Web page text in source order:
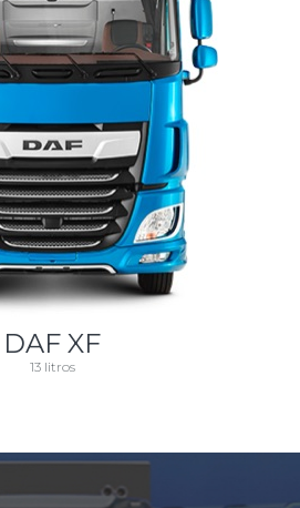
DAF XF
13 litros